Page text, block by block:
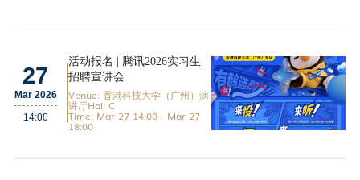
27
Mar 2026
14:00
活动报名 | 腾讯2026实习生
招聘宣讲会
Venue: 香港科技大学（广州）演
讲厅Hall C
Time: Mar 27 14:00 - Mar 27
18:00